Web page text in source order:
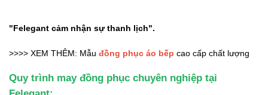
"Felegant cảm nhận sự thanh lịch".
>>>> XEM THÊM: Mẫu đồng phục áo bếp cao cấp chất lượng
Quy trình may đồng phục chuyên nghiệp tại